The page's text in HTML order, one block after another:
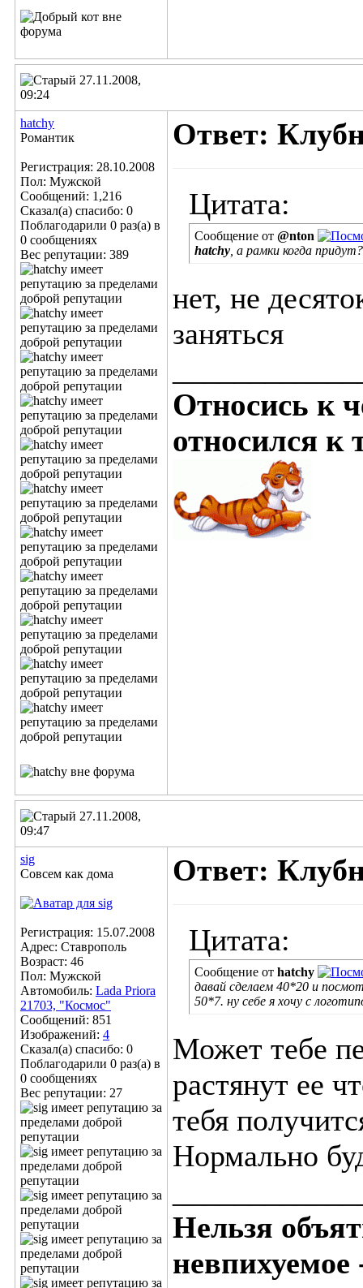
27.11.2008,
09:24
hatchy
Романтик
Регистрация: 28.10.2008
Пол: Мужской
Сообщений: 1,216
Сказал(а) спасибо: 0
Поблагодарили 0 раз(а) в
0 сообщениях
Вес репутации: 389
Ответ:
Цитата:
Сообщение от @nton
hatchy , а рамки когда
нет, не
заняться
Относись к
относился к
27.11.2008,
09:47
sig
Совсем как дома
Регистрация: 15.07.2008
Адрес: Ставрополь
Возраст: 46
Пол: Мужской
Автомобиль: Lada Priora
21703, "Космос"
Сообщений: 851
Изображений: 4
Сказал(а) спасибо: 0
Поблагодарили 0 раз(а) в
0 сообщениях
Вес репутации: 27
Ответ:
Цитата:
Сообщение от hatchy
давай сделаем 40*20 и
50*7. ну себе я хочу с
Может тебе
растянут ее
тебя
Нормально
Нельзя